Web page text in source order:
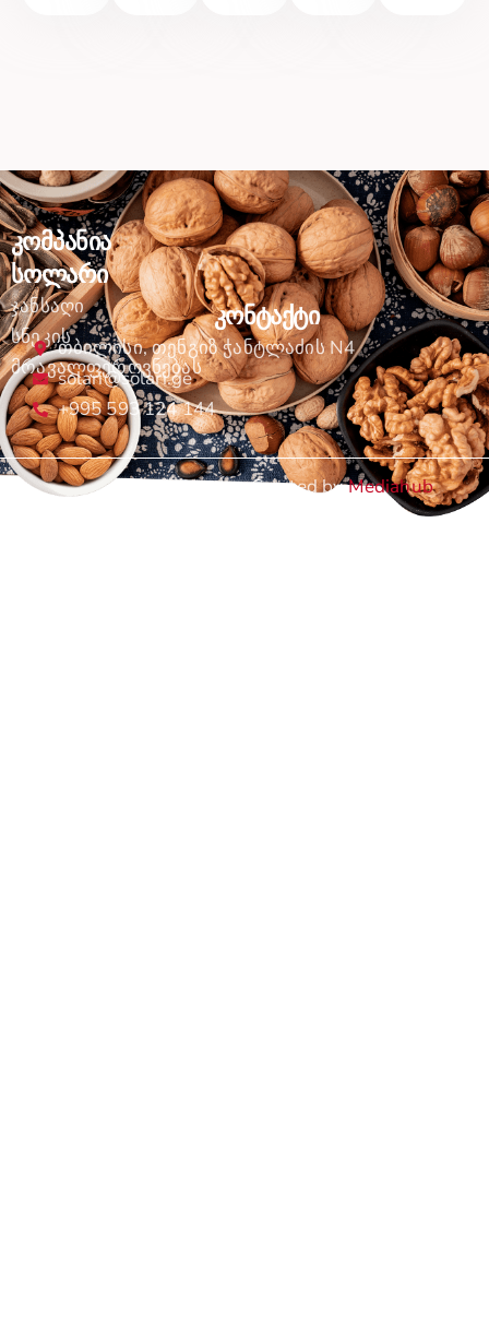
კომპანია
სოლარი
ჯანსაღი
სნეკის
მრავალფეროვნებას
კონტაქტი
თბილისი, თენგიზ ჭანტლაძის N4
solari@solari.ge
+995 593 124 144
Created byMediahub